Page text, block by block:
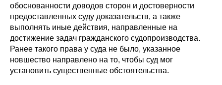
обоснованности доводов сторон и достоверности
предоставленных суду доказательств, а также
выполнять иные действия, направленные на
достижение задач гражданского судопроизводства.
Ранее такого права у суда не было, указанное
новшество направлено на то, чтобы суд мог
установить существенные обстоятельства.